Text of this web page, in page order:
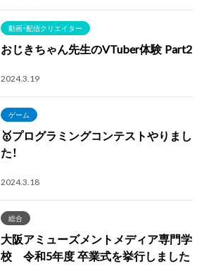
動画・配信クリエイター
おじきちゃん先生のVTuber体験 Part2
2024.3.19
ゲーム
🥇プログラミングコンテストやりまし
た！
2024.3.18
総合
大阪アミューズメントメディア専門学
校 令和5年度 卒業式を挙行しました